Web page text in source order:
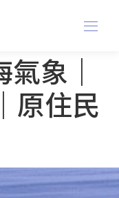
象｜
原住民